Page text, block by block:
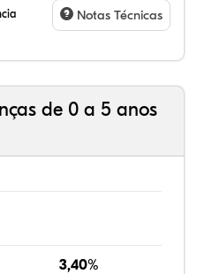
Notas Técnicas
de 0 a 5 anos
3,40%
3,40%